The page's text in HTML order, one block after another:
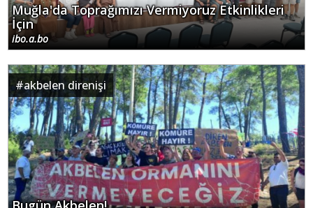
Muğla'da Toprağımızı Vermiyoruz Etkinlikleri
İçin
ibo.a.bo
#akbelen direnişi